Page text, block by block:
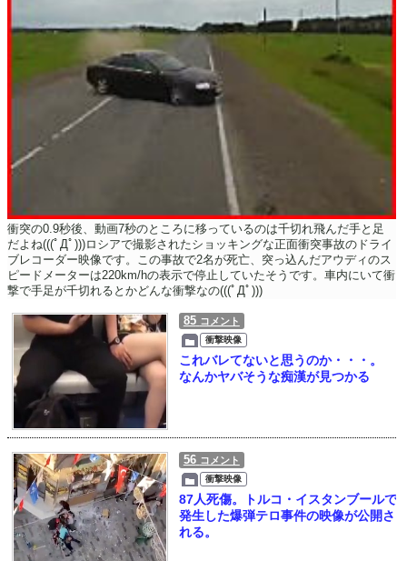
衝突の0.9秒後、動画7秒のところに移っているのは千切れ飛んだ手と足
だよね(((ﾟДﾟ)))ロシアで撮影されたショッキングな正面衝突事故のドライ
ブレコーダー映像です。この事故で2名が死亡、突っ込んだアウディのス
ピードメーターは220km/hの表示で停止していたそうです。車内にいて衝
撃で手足が千切れるとかどんな衝撃なの(((ﾟДﾟ)))
85 コメント
衝撃映像
これバレてないと思うのか・・・。
なんかヤバそうな痴漢が見つかる
56 コメント
衝撃映像
87人死傷。トルコ・イスタンブールで
発生した爆弾テロ事件の映像が公開さ
れる。